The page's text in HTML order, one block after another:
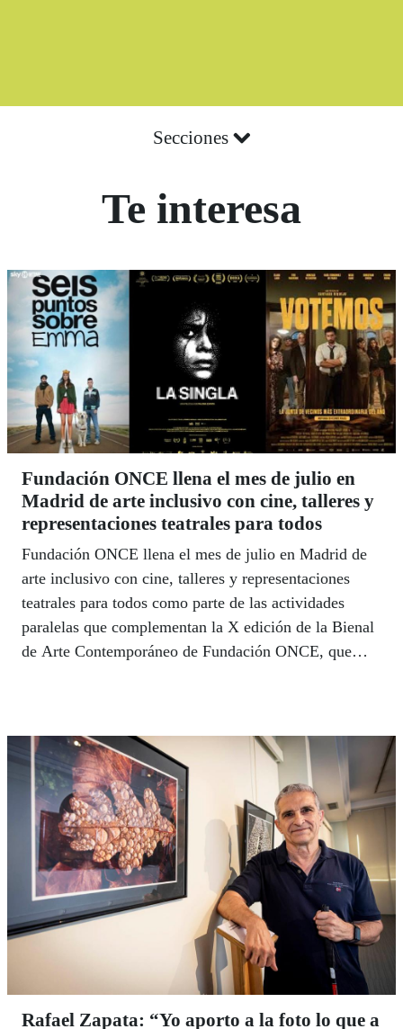
Secciones
Te interesa
Fundación ONCE llena el mes de julio en
Madrid de arte inclusivo con cine, talleres y
representaciones teatrales para todos
Fundación ONCE llena el mes de julio en Madrid de
arte inclusivo con cine, talleres y representaciones
teatrales para todos como parte de las actividades
paralelas que complementan la X edición de la Bienal
de Arte Contemporáneo de Fundación ONCE, que
Rafael Zapata: “Yo aporto a la foto lo que a